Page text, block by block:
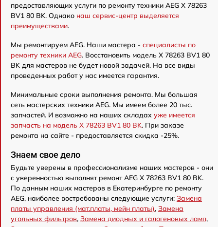
предоставляющих услуги по ремонту техники AEG X 78263
BV1 80 BK. Однако наш сервис-центр выделяется
преимуществами.
Мы ремонтируем AEG. Наши мастера - специалисты по
ремонту техники AEG. Восстановить модель X 78263 BV1 80
BK для мастеров не будет новой задачей. На все виды
проведенных работ у нас имеется гарантия.
Минимальные сроки выполнения ремонта. Мы большая
сеть мастерских техники AEG. Мы имеем более 20 тыс.
запчастей. И возможно на наших складах уже имеется
запчасть на модель X 78263 BV1 80 BK. При заказе
ремонта на сайте - предоставляется скидка -25%.
Знаем свое дело
Будьте уверены в профессионализме наших мастеров - они
с уверенностью выполнят ремонт AEG X 78263 BV1 80 BK.
По данным наших мастеров в Екатеринбурге по ремонту
AEG, наиболее востребованы следующие услуги: Замена
платы управления (мат.платы, мейн платы), Замена
угольных фильтров, Замена диодных и галогеновых ламп,